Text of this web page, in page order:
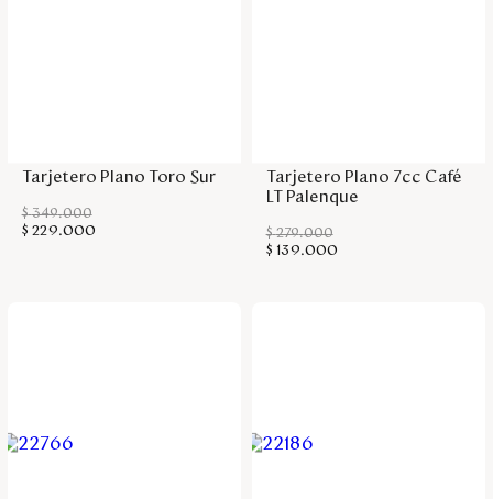
Tarjetero Plano Toro Sur
$ 349.000
$ 229.000
Tarjetero Plano 7cc Café
LT Palenque
$ 279.000
$ 139.000